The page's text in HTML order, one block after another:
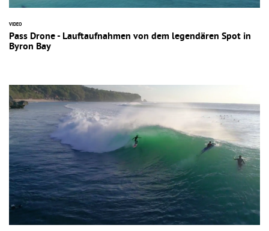
VIDEO
Pass Drone - Lauftaufnahmen von dem legendären Spot in
Byron Bay